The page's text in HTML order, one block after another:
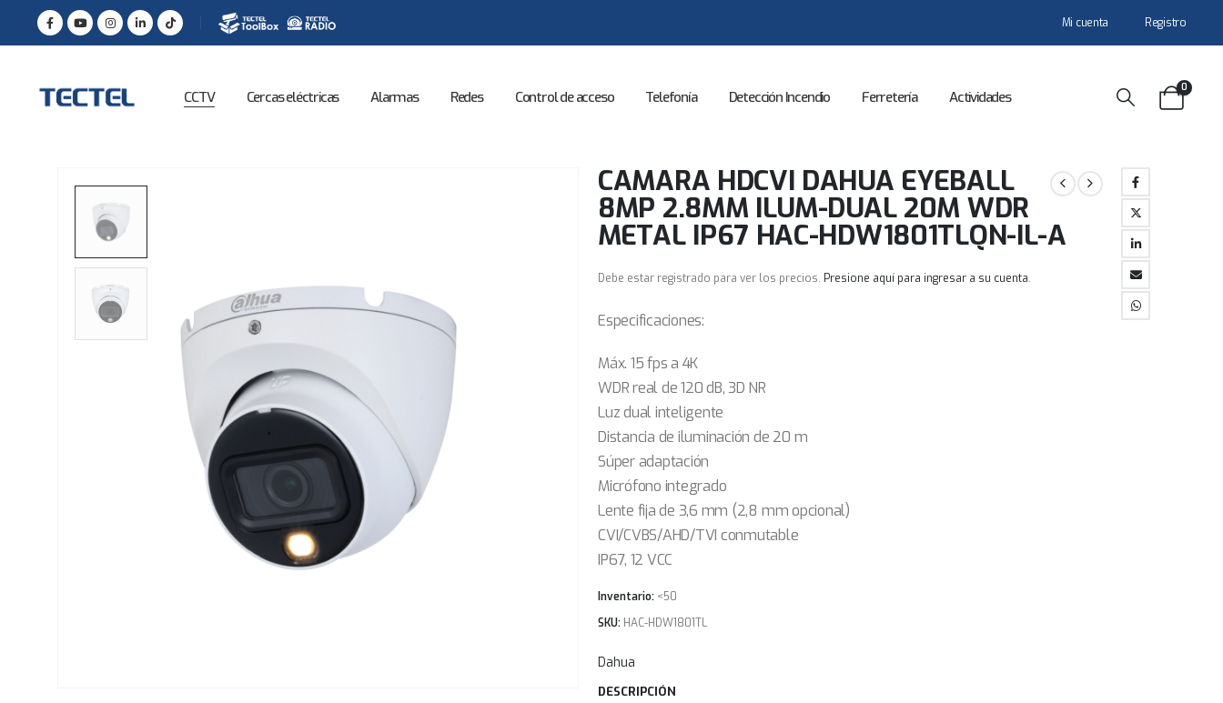
Mi cuenta Registro
CCTV Cercas eléctricas Alarmas Redes Control de acceso Telefonía Detección Incendio Ferretería Actividades
0
CAMARA HDCVI DAHUA EYEBALL
8MP 2.8MM ILUM-DUAL 20M WDR
METAL IP67 HAC-HDW1801TLQN-IL-A
Debe estar registrado para ver los precios. Presione aquí para ingresar a su cuenta.
Especificaciones:
Máx. 15 fps a 4K
WDR real de 120 dB, 3D NR
Luz dual inteligente
Distancia de iluminación de 20 m
Súper adaptación
Micrófono integrado
Lente fija de 3,6 mm (2,8 mm opcional)
CVI/CVBS/AHD/TVI conmutable
IP67, 12 VCC
Inventario: <50
SKU: HAC-HDW1801TL
Dahua
DESCRIPCIÓN